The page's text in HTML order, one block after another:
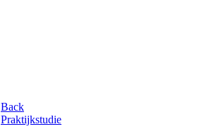
Back
Praktijkstudie